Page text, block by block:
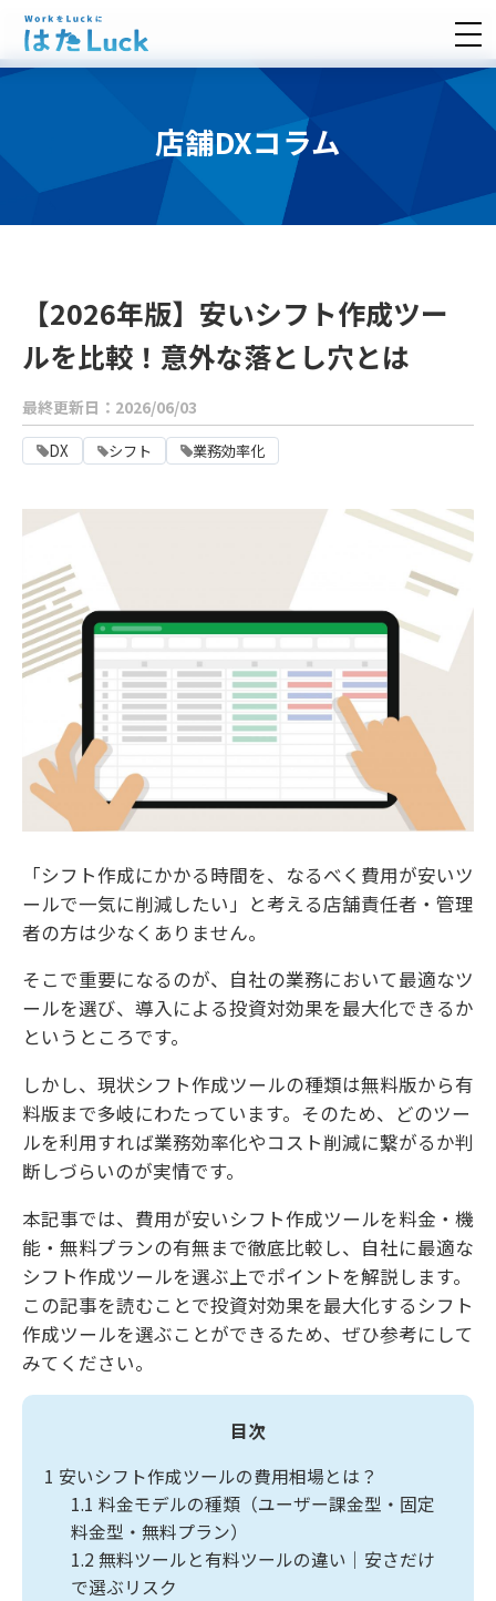
店舗DXコラム
【2026年版】安いシフト作成ツー
ルを比較！意外な落とし穴とは
最終更新日：2026/06/03
DX シフト 業務効率化
「シフト作成にかかる時間を、なるべく費用が安いツ
ールで一気に削減したい」と考える店舗責任者・管理
者の方は少なくありません。
そこで重要になるのが、自社の業務において最適なツ
ールを選び、導入による投資対効果を最大化できるか
というところです。
しかし、現状シフト作成ツールの種類は無料版から有
料版まで多岐にわたっています。そのため、どのツー
ルを利用すれば業務効率化やコスト削減に繋がるか判
断しづらいのが実情です。
本記事では、費用が安いシフト作成ツールを料金・機
能・無料プランの有無まで徹底比較し、自社に最適な
シフト作成ツールを選ぶ上でポイントを解説します。
この記事を読むことで投資対効果を最大化するシフト
作成ツールを選ぶことができるため、ぜひ参考にして
みてください。
目次
1 安いシフト作成ツールの費用相場とは？
1.1 料金モデルの種類（ユーザー課金型・固定
料金型・無料プラン）
1.2無料ツールと有料ツールの違い｜安さだけ
で選ぶリスク